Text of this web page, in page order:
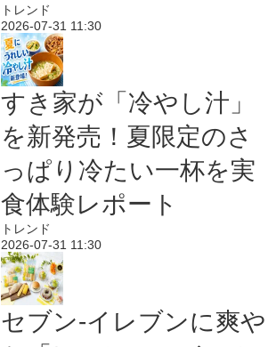
トレンド
2026-07-31 11:30
すき家が「冷やし汁」
を新発売！夏限定のさ
っぱり冷たい一杯を実
食体験レポート
トレンド
2026-07-31 11:30
セブン‐イレブンに爽や